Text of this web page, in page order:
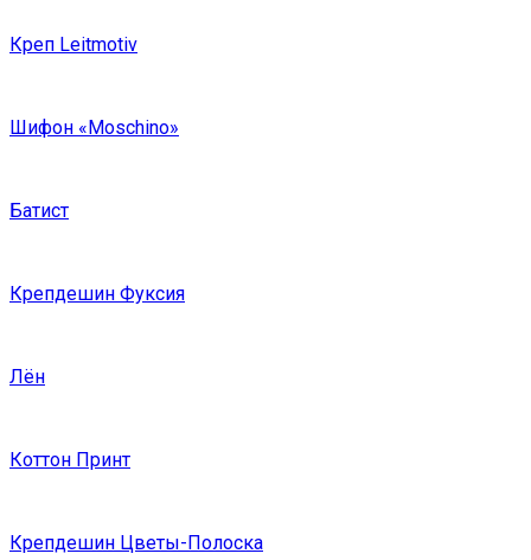
Креп Leitmotiv
Шифон «Moschino»
Батист
Крепдешин Фуксия
Лён
Коттон Принт
Крепдешин Цветы-Полоска